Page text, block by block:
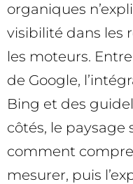
organiques
visibilité dans les
les moteurs.
de Google,
Bing et des
côtés, le paysage
comment
mesurer, puis